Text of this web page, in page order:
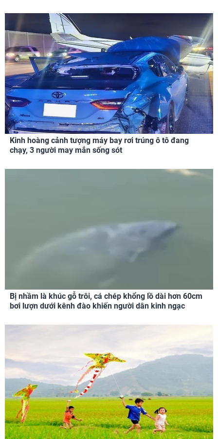
Kinh hoàng cảnh tượng máy bay rơi trúng ô tô đang
chạy, 3 người may mắn sống sót
Bị nhầm là khúc gỗ trôi, cá chép khổng lồ dài hơn 60cm
bơi lượn dưới kênh đào khiến người dân kinh ngạc